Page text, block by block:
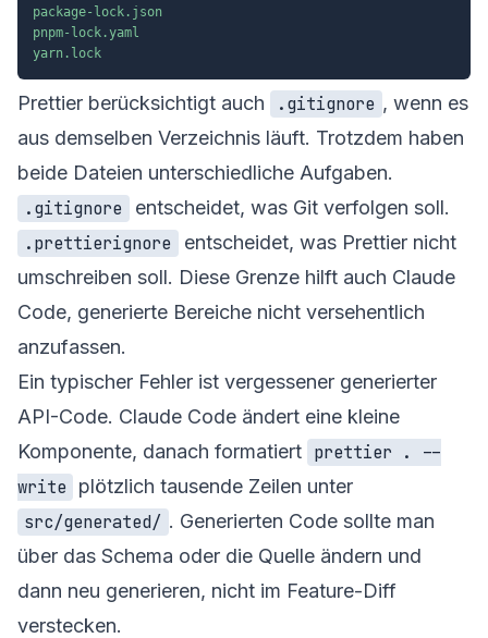
package-lock.json
pnpm-lock.yaml
yarn.lock
Prettier berücksichtigt auch .gitignore , wenn es
aus demselben Verzeichnis läuft. Trotzdem haben
beide Dateien unterschiedliche Aufgaben.
.gitignore
entscheidet, was Git verfolgen soll.
.prettierignore
entscheidet, was Prettier nicht
umschreiben soll. Diese Grenze hilft auch Claude
Code, generierte Bereiche nicht versehentlich
anzufassen.
Ein typischer Fehler ist vergessener generierter
API-Code. Claude Code ändert eine kleine
Komponente, danach formatiert prettier . --
write
plötzlich tausende Zeilen unter
src/generated/ . Generierten Code sollte man
über das Schema oder die Quelle ändern und
dann neu generieren, nicht im Feature-Diff
verstecken.